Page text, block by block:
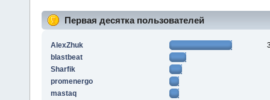
Первая десятка пользователей
AlexZhuk
blastbeat
Sharfik
promenergo
mastaq